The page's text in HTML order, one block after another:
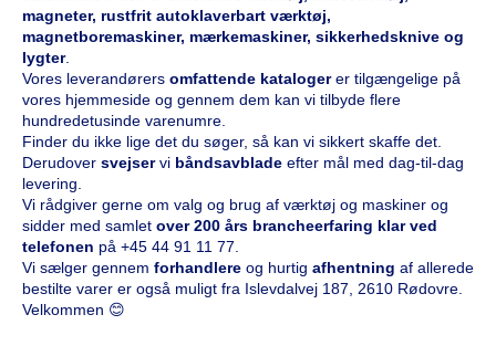
magneter, rustfrit autoklaverbart værktøj,
magnetboremaskiner, mærkemaskiner, sikkerhedsknive og
lygter.
Vores leverandørers omfattende katalogerer tilgængelige på
vores hjemmeside og gennem dem kan vi tilbyde flere
hundredetusinde varenumre.
Finder du ikke lige det du søger, så kan vi sikkert skaffe det.
Derudover svejservi båndsavblade efter mål med dag-til-dag
levering.
Vi rådgiver gerne om valg og brug af værktøj og maskiner og
sidder med samlet over 200 års brancheerfaring klar ved
telefonen på +45 44 91 11 77
Vi sælger gennem forhandlere og hurtig afhentning af allerede
bestilte varer er også muligt fra Islevdalvej 187, 2610 Rødovre.
Velkommen 😊